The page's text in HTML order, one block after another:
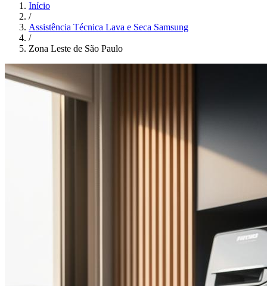
Início
/
Assistência Técnica Lava e Seca Samsung
/
Zona Leste de São Paulo